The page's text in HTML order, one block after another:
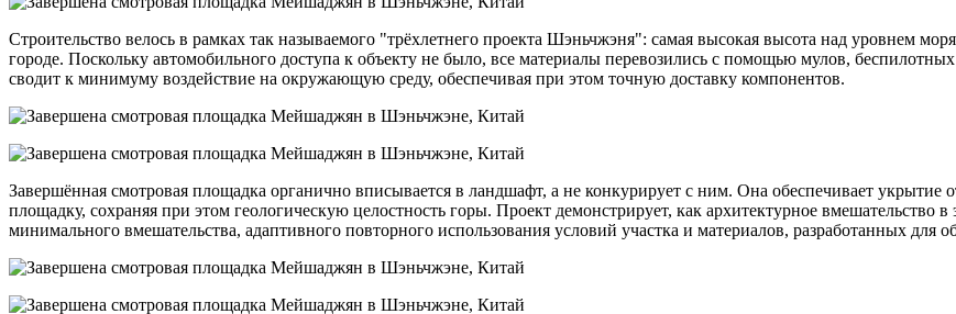
Строительство велось в рамках так называемого "трёхлетнего проекта Шэньчжэня": самая высокая высота над уровнем
городе. Поскольку автомобильного доступа к объекту не было, все материалы перевозились с помощью мулов,
сводит к минимуму воздействие на окружающую среду, обеспечивая при этом точную доставку компонентов.
Завершённая смотровая площадка органично вписывается в ландшафт, а не конкурирует с ним. Она обеспечивает
площадку, сохраняя при этом геологическую целостность горы. Проект демонстрирует, как архитектурное вмешательство
минимального вмешательства, адаптивного повторного использования условий участка и материалов, разработанных для